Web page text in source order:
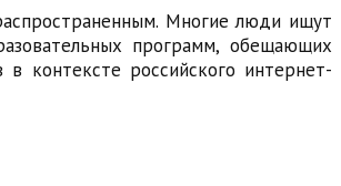
Многие люди ищут
программ, обещающих
контексте российского интернет-